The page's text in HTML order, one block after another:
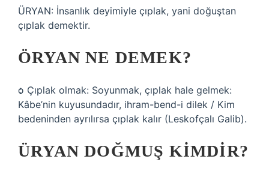
ÜRYAN: İnsanlık deyimiyle çıplak, yani doğuştan
çıplak demektir.
ÖRYAN NE DEMEK?
ѻ Çıplak olmak: Soyunmak, çıplak hale gelmek:
Kâbe’nin kuyusundadır, ihram-bend-i dilek / Kim
bedeninden ayrılırsa çıplak kalır (Leskofçalı Galib).
ÜRYAN DOĞMUŞ KIMDIR?